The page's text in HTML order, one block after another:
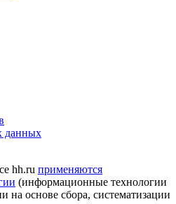
данных
hh.ru применяются
(информационные технологии
на основе сбора, систематизации